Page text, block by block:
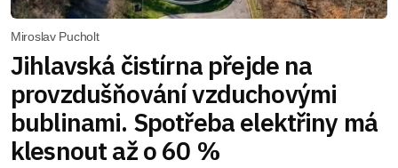
Miroslav Pucholt
Jihlavská čistírna přejde na
provzdušňování vzduchovými
bublinami. Spotřeba elektřiny má
klesnout až o 60 %